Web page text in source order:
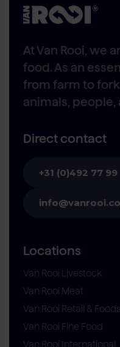
At Van Rooi, we
food. As an
from farm to
animals,
Direct contact
+31 (0)492 77
Locations
Van Rooi Livestock
Van Rooi Meat
Van Rooi Retail &
Van Rooi Fine Food
Van Rooi International